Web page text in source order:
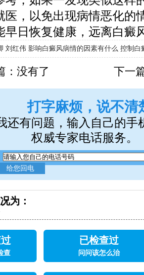
医，以免出现病情恶化的
早日恢复健康，远离白癜
刘红伟 影响白癜风病情的因素有什么 控制白
：没有了 下一
打字麻烦，说不清
还有问题，输入自己的手
权威专家电话服务。
为：
查
已检查过
问问该怎么治